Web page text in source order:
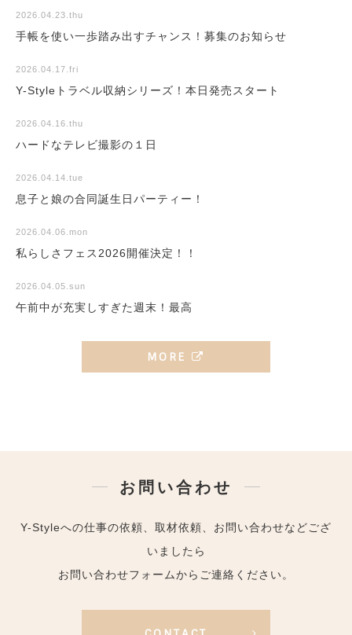
2026.04.23.thu
手帳を使い一歩踏み出すチャンス！募集のお知らせ
2026.04.17.fri
Y-Styleトラベル収納シリーズ！本日発売スタート
2026.04.16.thu
ハードなテレビ撮影の１日
2026.04.14.tue
息子と娘の合同誕生日パーティー！
2026.04.06.mon
私らしさフェス2026開催決定！！
2026.04.05.sun
午前中が充実しすぎた週末！最高
MORE
お問い合わせ
Y-Styleへの仕事の依頼、取材依頼、お問い合わせなどござ
いましたら
お問い合わせフォームからご連絡ください。